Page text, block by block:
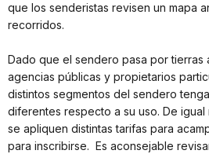
que los senderistas revisen un mapa
recorridos.
Dado que el sendero pasa por tierras
agencias públicas y propietarios
distintos segmentos del sendero
diferentes respecto a su uso. De
se apliquen distintas tarifas para
para inscribirse. Es aconsejable